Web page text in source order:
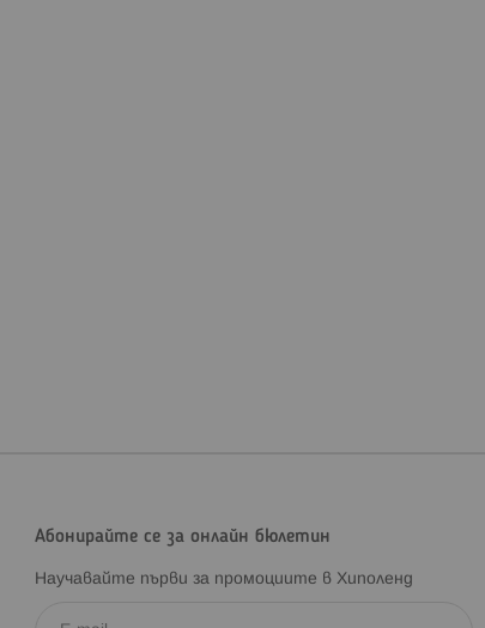
Абонирайте се за онлайн бюлетин
Научавайте първи за промоциите в Хиполенд